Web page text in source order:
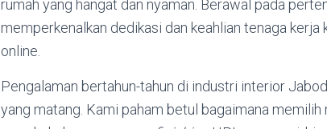
rumah yang hangat dan nyaman. Berawal pada
memperkenalkan dedikasi dan keahlian tenaga
online.
Pengalaman bertahun-tahun di industri interior
yang matang. Kami paham betul bagaimana